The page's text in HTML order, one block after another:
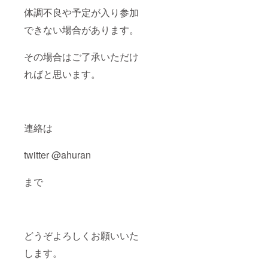
体調不良や予定が入り参加
できない場合があります。
その場合はご了承いただけ
ればと思います。
連絡は
twitter @ahuran
まで
どうぞよろしくお願いいた
します。